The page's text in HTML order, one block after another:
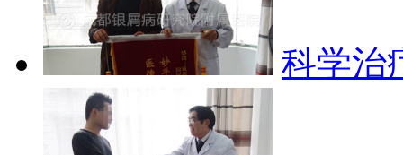
科学治